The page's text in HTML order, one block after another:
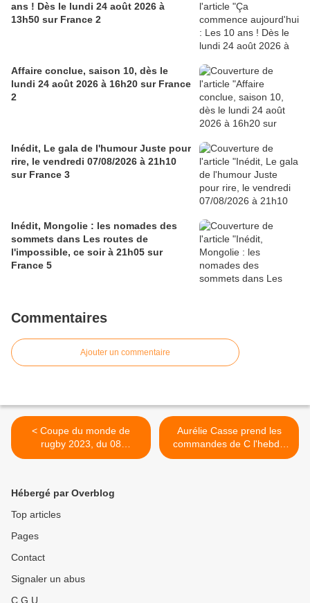
ans ! Dès le lundi 24 août 2026 à
13h50 sur France 2
Affaire conclue, saison 10, dès le
lundi 24 août 2026 à 16h20 sur France
2
Inédit, Le gala de l'humour Juste pour
rire, le vendredi 07/08/2026 à 21h10
sur France 3
Inédit, Mongolie : les nomades des
sommets dans Les routes de
l'impossible, ce soir à 21h05 sur
France 5
Commentaires
Ajouter un commentaire
< Coupe du monde de
rugby 2023, du 08
septembre au 28 octobre :
Aurélie Casse prend les
commandes de C l'hebdo
dès ce samedi 09/09/2023
Hébergé par Overblog
Top articles
Pages
Contact
Signaler un abus
C.G.U.